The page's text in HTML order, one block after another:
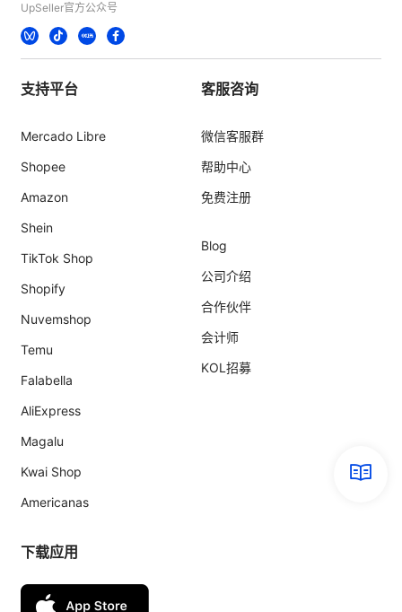
UpSeller官方公众号
支持平台
Mercado Libre
Shopee
Amazon
Shein
TikTok Shop
Shopify
Nuvemshop
Temu
Falabella
AliExpress
Magalu
Kwai Shop
Americanas
客服咨询
微信客服群
帮助中心
免费注册
Blog
公司介绍
合作伙伴
会计师
KOL招募
下载应用